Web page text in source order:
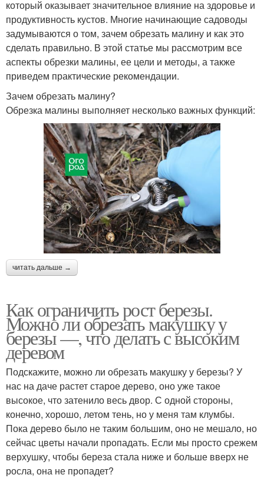
который оказывает значительное влияние на здоровье и
продуктивность кустов. Многие начинающие садоводы
задумываются о том, зачем обрезать малину и как это
сделать правильно. В этой статье мы рассмотрим все
аспекты обрезки малины, ее цели и методы, а также
приведем практические рекомендации.
Зачем обрезать малину?
Обрезка малины выполняет несколько важных функций:
читать дальше →
Как ограничить рост березы.
Можно ли обрезать макушку у
березы —, что делать с высоким
деревом
Подскажите, можно ли обрезать макушку у березы? У
нас на даче растет старое дерево, оно уже такое
высокое, что затенило весь двор. С одной стороны,
конечно, хорошо, летом тень, но у меня там клумбы.
Пока дерево было не таким большим, оно не мешало, но
сейчас цветы начали пропадать. Если мы просто срежем
верхушку, чтобы береза стала ниже и больше вверх не
росла, она не пропадет?